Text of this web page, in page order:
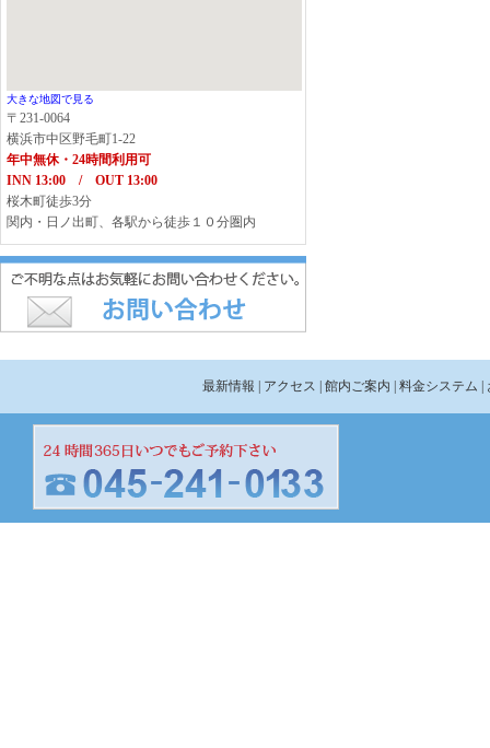
大きな地図で見る
〒231-0064
横浜市中区野毛町1-22
年中無休・24時間利用可
INN 13:00 / OUT 13:00
桜木町徒歩3分
関内・日ノ出町、各駅から徒歩１０分圏内
最新情報 | アクセス | 館内ご案内 | 料金システム